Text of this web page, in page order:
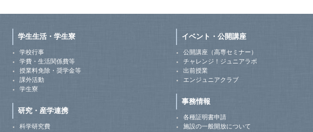
学生生活・学生寮
学校行事
学費・生活関係費等
授業料免除・奨学金等
課外活動
学生寮
研究・産学連携
科学研究費
イベント・公開講座
公開講座（高専セミナー）
チャレンジ！ジュニアラボ
出前授業
エンジュニアクラブ
事務情報
各種証明書申請
施設の一般開放について